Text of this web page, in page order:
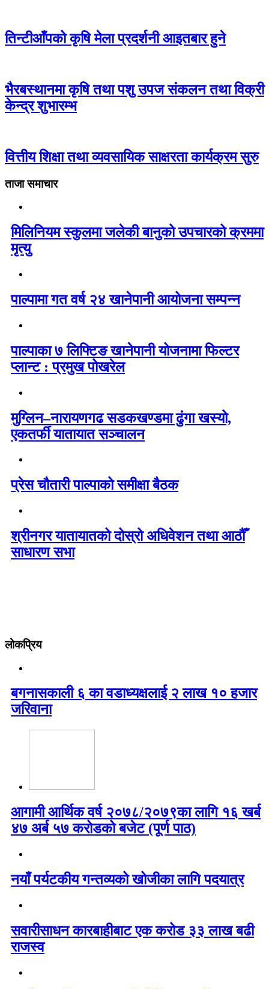
तिन्टीआँपको कृषि मेला प्रदर्शनी आइतबार हुने
भैरबस्थानमा कृषि तथा पशु उपज संकलन तथा विक्री
केन्द्र शुभारम्भ
वित्तीय शिक्षा तथा व्यवसायिक साक्षरता कार्यक्रम सुरु
ताजा समाचार
मिलिनियम स्कुलमा जलेकी बानुको उपचारको क्रममा
मृत्यु
पाल्पामा गत वर्ष २४ खानेपानी आयोजना सम्पन्न
पाल्पाका ७ लिफ्टिङ खानेपानी योजनामा फिल्टर
प्लान्ट : प्रमुख पोखरेल
मुग्लिन–नारायणगढ सडकखण्डमा ढुंगा खस्यो,
एकतर्फी यातायात सञ्चालन
प्रेस चौतारी पाल्पाको समीक्षा बैठक
श्रीनगर यातायातको दोस्रो अधिवेशन तथा आठौँ
साधारण सभा
लोकप्रिय
बगनासकाली ६ का वडाध्यक्षलाई २ लाख १० हजार
जरिवाना
आगामी आर्थिक वर्ष २०७८/२०७९का लागि १६ खर्ब
४७ अर्ब ५७ करोडको बजेट (पूर्ण पाठ)
नयाँ पर्यटकीय गन्तव्यको खोजीका लागि पदयात्र
सवारीसाधन कारबाहीबाट एक करोड ३३ लाख बढी
राजस्व